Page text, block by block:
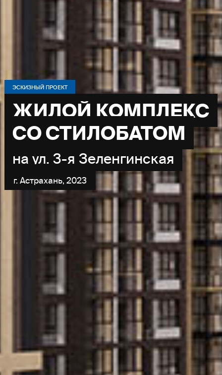
ЭСКИЗНЫЙ ПРОЕКТ
ЖИЛОЙ КОМПЛЕКС
СО СТИЛОБАТОМ
на ул. 3-я Зеленгинская
г. Астрахань, 2023